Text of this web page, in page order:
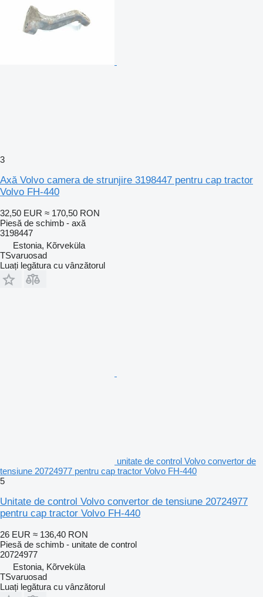
3
Axă Volvo camera de strunjire 3198447 pentru cap tractor
Volvo FH-440
32,50 EUR ≈ 170,50 RON
Piesă de schimb - axă
3198447
Estonia, Kõrveküla
TSvaruosad
Luați legătura cu vânzătorul
unitate de control Volvo convertor de
tensiune 20724977 pentru cap tractor Volvo FH-440
5
Unitate de control Volvo convertor de tensiune 20724977
pentru cap tractor Volvo FH-440
26 EUR ≈ 136,40 RON
Piesă de schimb - unitate de control
20724977
Estonia, Kõrveküla
TSvaruosad
Luați legătura cu vânzătorul